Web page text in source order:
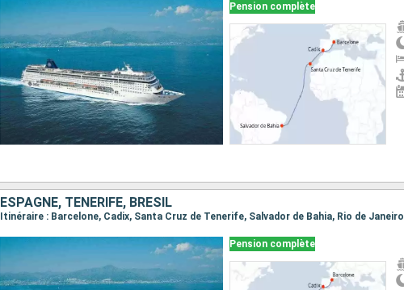
Pension complète
ESPAGNE, TENERIFE, BRÉSIL
Itinéraire : Barcelone, Cadix, Santa Cruz de Tenerife, Salvador de Bahia, Rio de Janeiro
Pension complète